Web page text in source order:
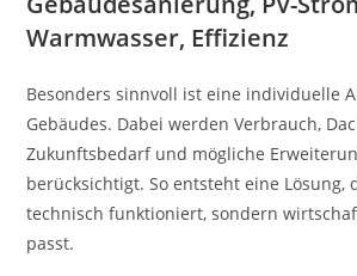
Warmwasser, Effizienz
Besonders sinnvoll ist eine individuelle
Gebäudes. Dabei werden Verbrauch,
Zukunftsbedarf und mögliche
berücksichtigt. So entsteht eine Lösung,
technisch funktioniert, sondern
passt.